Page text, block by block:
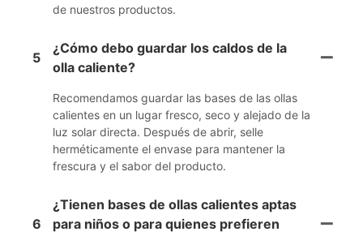
de nuestros productos.
5
¿Cómo debo guardar los caldos de la
olla caliente?
Recomendamos guardar las bases de las ollas
calientes en un lugar fresco, seco y alejado de la
luz solar directa. Después de abrir, selle
herméticamente el envase para mantener la
frescura y el sabor del producto.
6
¿Tienen bases de ollas calientes aptas
para niños o para quienes prefieren